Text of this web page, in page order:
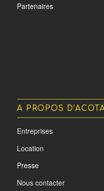
Partenaires
A PROPOS
Entreprises
Location
Presse
Nous contacter